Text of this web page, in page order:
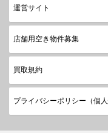
運営サイト
店舗用空き物件募集
買取規約
プライバシーポリシー（個